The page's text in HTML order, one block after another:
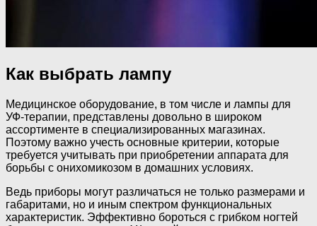
Как выбрать лампу
Медицинское оборудование, в том числе и лампы для
УФ-терапии, представлены довольно в широком
ассортименте в специализированных магазинах.
Поэтому важно учесть основные критерии, которые
требуется учитывать при приобретении аппарата для
борьбы с онихомикозом в домашних условиях.
Ведь приборы могут различаться не только размерами и
габаритами, но и иным спектром функциональных
характеристик. Эффективно бороться с грибком ногтей